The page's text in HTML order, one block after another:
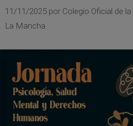
11/11/2025 por Colegio Oficial de
La Mancha